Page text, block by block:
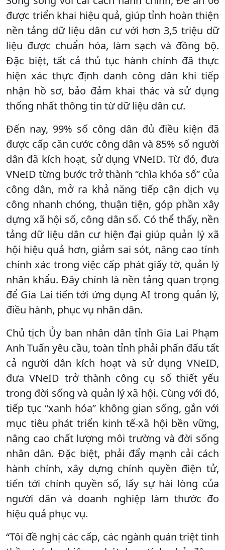
được triển khai hiệu quả, giúp tỉnh hoàn thiện
nền tảng dữ liệu dân cư với hơn 3,5 triệu dữ
liệu được chuẩn hóa, làm sạch và đồng bộ.
Đặc biệt, tất cả thủ tục hành chính đã thực
hiện xác thực định danh công dân khi tiếp
nhận hồ sơ, bảo đảm khai thác và sử dụng
thống nhất thông tin từ dữ liệu dân cư.
Đến nay, 99% số công dân đủ điều kiện đã
được cấp căn cước công dân và 85% số người
dân đã kích hoạt, sử dụng VNeID. Từ đó, đưa
VNeID từng bước trở thành “chìa khóa số” của
công dân, mở ra khả năng tiếp cận dịch vụ
công nhanh chóng, thuận tiện, góp phần xây
dựng xã hội số, công dân số. Có thể thấy, nền
tảng dữ liệu dân cư hiện đại giúp quản lý xã
hội hiệu quả hơn, giảm sai sót, nâng cao tính
chính xác trong việc cấp phát giấy tờ, quản lý
nhân khẩu. Đây chính là nền tảng quan trọng
để Gia Lai tiến tới ứng dụng AI trong quản lý,
điều hành, phục vụ nhân dân.
Chủ tịch Ủy ban nhân dân tỉnh Gia Lai Phạm
Anh Tuấn yêu cầu, toàn tỉnh phải phấn đấu tất
cả người dân kích hoạt và sử dụng VNeID,
đưa VNeID trở thành công cụ số thiết yếu
trong đời sống và quản lý xã hội. Cùng với đó,
tiếp tục “xanh hóa” không gian sống, gắn với
mục tiêu phát triển kinh tế-xã hội bền vững,
nâng cao chất lượng môi trường và đời sống
nhân dân. Đặc biệt, phải đẩy mạnh cải cách
hành chính, xây dựng chính quyền điện tử,
tiến tới chính quyền số, lấy sự hài lòng của
người dân và doanh nghiệp làm thước đo
hiệu quả phục vụ.
“Tôi đề nghị các cấp, các ngành quán triệt tinh